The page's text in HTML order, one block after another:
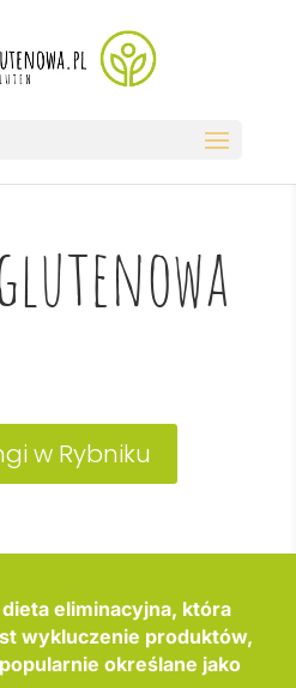
w Rybniku
eliminacyjna, która
wykluczenie produktów,
określane jako